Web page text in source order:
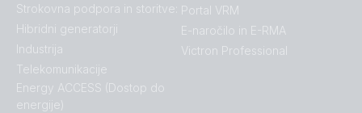
Strokovna podpora in storitve:
Hibridni generatorji
Industrija
Telekomunikacije
Energy ACCESS (Dostop do
energije)
Portal VRM
E-naročilo in E-RMA
Victron Professional